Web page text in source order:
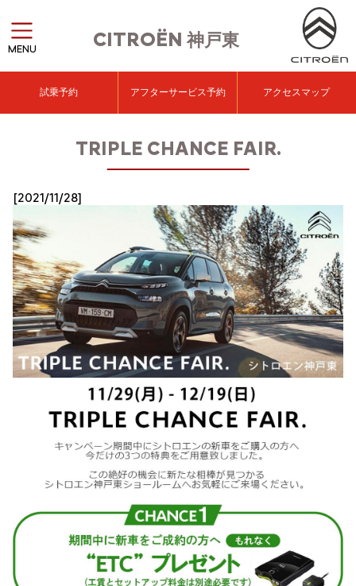
CITROËN神戸東
MENU
試乗予約 アフターサービス予約 アクセスマップ
TRIPLE CHANCE FAIR.
[2021/11/28]